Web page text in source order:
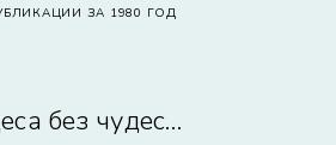
ЗА 1980 ГОД
без чудес…